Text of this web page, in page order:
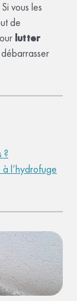
vous les
de
lutter
débarrasser
?
l’hydrofuge